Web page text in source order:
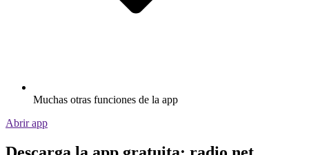
Muchas otras funciones de la app
Abrir app